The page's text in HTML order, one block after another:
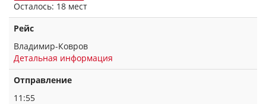
Осталось: 18 мест
Рейс
Владимир-Ковров
Детальная информация
Отправление
11:55